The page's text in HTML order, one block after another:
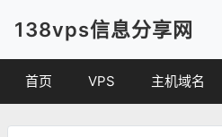
138vps信息分享网
首页 VPS 主机域名